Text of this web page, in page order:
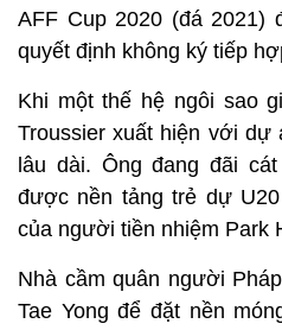
AFF Cup 2020 (đá 2021)
quyết định không ký tiếp
Khi một thế hệ ngôi sao
Troussier xuất hiện với
lâu dài. Ông đang đãi
được nền tảng trẻ dự
của người tiền nhiệm Park
Nhà cầm quân người
Tae Yong để đặt nền